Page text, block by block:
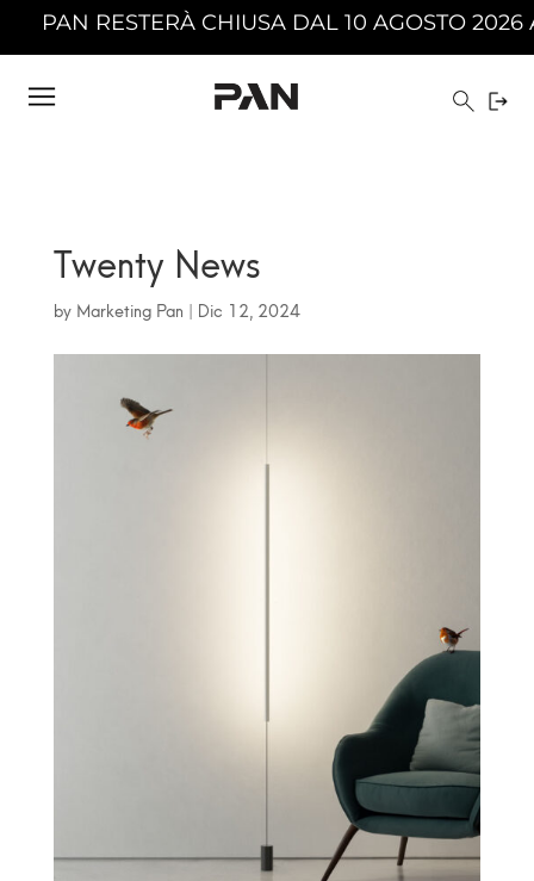
CHIUSA DAL 10 AGOSTO 2026 AL 23
Twenty News
by Marketing Pan Dic 12, 2024